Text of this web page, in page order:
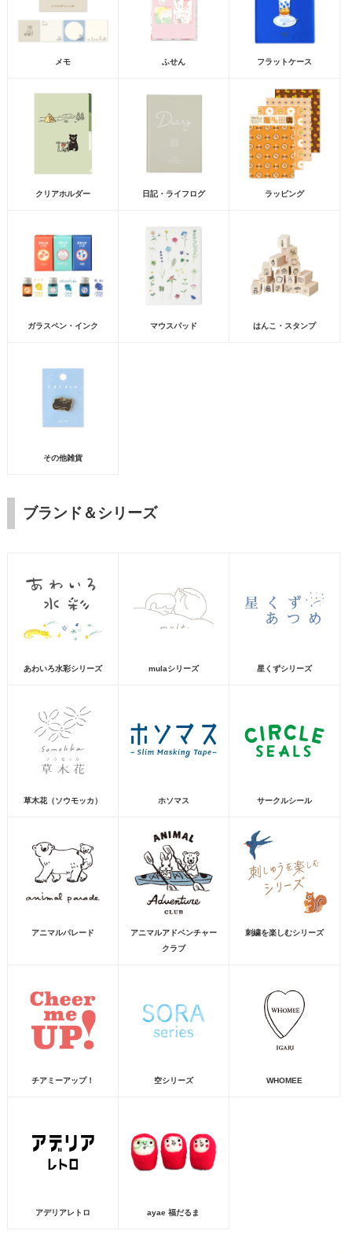
メモ ふせん フラットケース
クリアホルダー 日記・ライフログ ラッピング
ガラスペン・インク マウスパッド はんこ・スタンプ
その他雑貨
ブランド＆シリーズ
あわいろ水彩シリーズ mulaシリーズ 星くずシリーズ
草木花（ソウモッカ） ホソマス サークルシール
アニマルパレード
アニマルアドベンチャー
クラブ
刺繍を楽しむシリーズ
チアミーアップ！ 空シリーズ WHOMEE
アデリアレトロ ayae 福だるま